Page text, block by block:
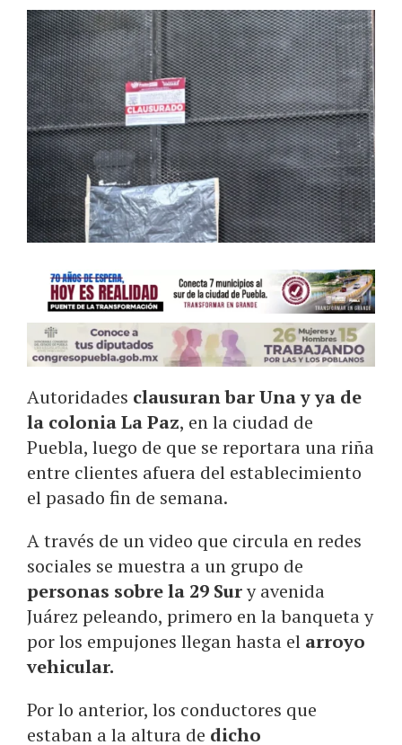
Autoridades clausuran bar Una y ya de
la colonia La Paz, en la ciudad de
Puebla, luego de que se reportara una riña
entre clientes afuera del establecimiento
el pasado fin de semana.
A través de un video que circula en redes
sociales se muestra a un grupo de
personas sobre la 29 Sury avenida
Juárez peleando, primero en la banqueta y
por los empujones llegan hasta el arroyo
vehicular.
Por lo anterior, los conductores que
estaban a la altura de dicho